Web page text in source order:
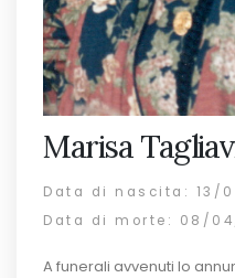
Marisa
Data di nascita: 13/
Data di morte: 08/
A funerali avvenuti lo